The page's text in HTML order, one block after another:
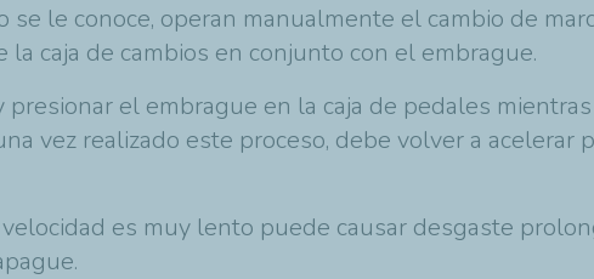
le conoce, operan manualmente el cambio de
caja de cambios en conjunto con el embrague.
el embrague en la caja de pedales
vez realizado este proceso, debe volver a acelerar
es muy lento puede causar desgaste